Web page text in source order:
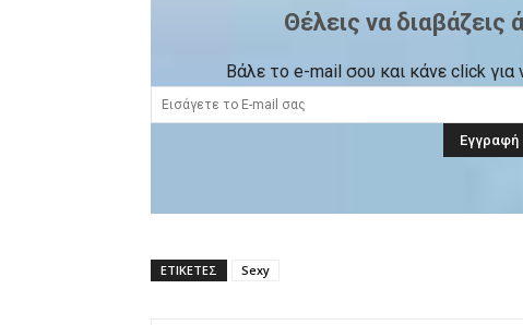
Θέλεις να
Βάλε το e-mail σου και κάνε click
ΕΤΙΚΕΤΕΣ Sexy